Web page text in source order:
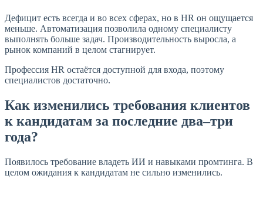
Дефицит есть всегда и во всех сферах, но в HR он ощущается
меньше. Автоматизация позволила одному специалисту
выполнять больше задач. Производительность выросла, а
рынок компаний в целом стагнирует.
Профессия HR остаётся доступной для входа, поэтому
специалистов достаточно.
Как изменились требования клиентов
к кандидатам за последние два–три
года?
Появилось требование владеть ИИ и навыками промтинга. В
целом ожидания к кандидатам не сильно изменились.